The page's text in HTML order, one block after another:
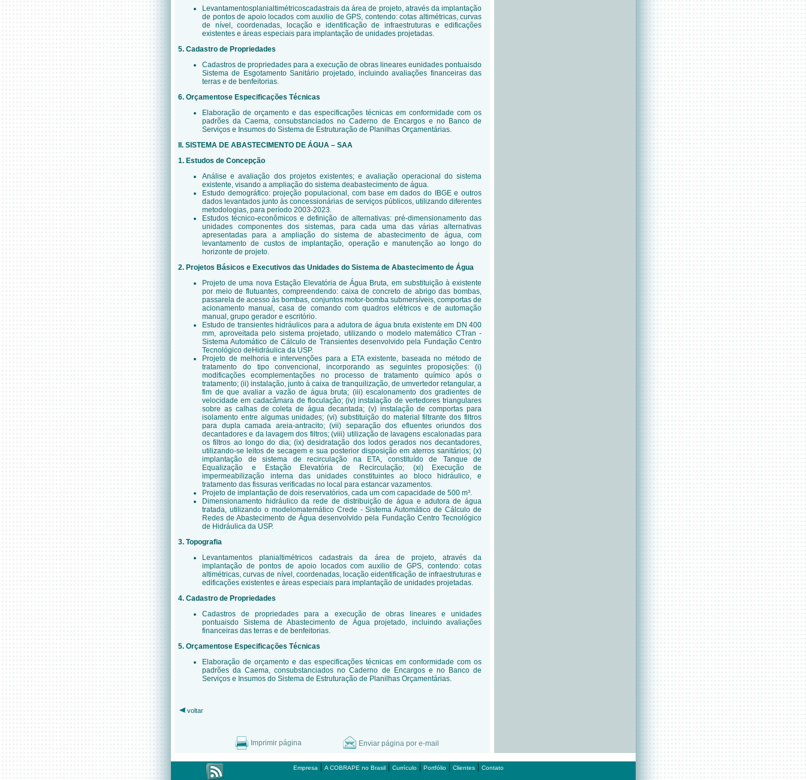
Levantamentosplanialtimétricoscadastrais da área de projeto, através da implantação
de pontos de apoio locados com auxilio de GPS, contendo: cotas altimétricas, curvas
de nível, coordenadas, locação e identificação de infraestruturas e edificações
existentes e áreas especiais para implantação de unidades projetadas.
5. Cadastro de Propriedades
Cadastros de propriedades para a execução de obras lineares eunidades pontuaisdo
Sistema de Esgotamento Sanitário projetado, incluindo avaliações financeiras das
terras e de benfeitorias.
6. Orçamentose Especificações Técnicas
Elaboração de orçamento e das especificações técnicas em conformidade com os
padrões da Caema, consubstanciados no Caderno de Encargos e no Banco de
Serviços e Insumos do Sistema de Estruturação de Planilhas Orçamentárias.
II. SISTEMA DE ABASTECIMENTO DE ÁGUA – SAA
1. Estudos de Concepção
Análise e avaliação dos projetos existentes; e avaliação operacional do sistema
existente, visando a ampliação do sistema deabastecimento de água.
Estudo demográfico: projeção populacional, com base em dados do IBGE e outros
dados levantados junto às concessionárias de serviços públicos, utilizando diferentes
metodologias, para período 2003-2023.
Estudos técnico-econômicos e definição de alternativas: pré-dimensionamentodas
unidades componentes dos sistemas, para cada uma das várias alternativas
apresentadas para a ampliação do sistema de abastecimento de água, com
levantamento de custos de implantação, operação e manutenção ao longo do
horizonte de projeto.
2. Projetos Básicos e Executivos das Unidades do Sistema de Abastecimento de Água
Projeto de uma nova Estação Elevatória de Água Bruta, em substituição à existente
por meio de flutuantes, compreendendo: caixa de concreto de abrigo das bombas,
passarela de acesso às bombas, conjuntos motor-bomba submersíveis, comportas de
acionamento manual, casa de comando com quadros elétricos e de automação
manual, grupo gerador e escritório.
Estudo de transientes hidráulicos para a adutora de água bruta existente em DN 400
mm, aproveitada pelo sistema projetado, utilizando o modelo matemático CTran -
Sistema Automático de Cálculo de Transientes desenvolvido pela Fundação Centro
Tecnológico deHidráulica da USP.
Projeto de melhoria e intervenções para a ETA existente, baseada no método de
tratamento do tipo convencional, incorporando as seguintes proposições: (i)
modificações ecomplementações no processo de tratamento químico após o
tratamento; (ii) instalação, junto à caixa de tranquilização, de umvertedor retangular, a
fim de que avaliar a vazão de água bruta; (iii) escalonamento dos gradientes de
velocidade em cadacâmara de floculaçâo; (iv) instalação de vertedores triangulares
sobre as calhas de coleta de água decantada; (v) instalação de comportas para
isolamento entre algumas unidades; (vi) substituição do material filtrante dos filtros
para dupla camada areia-antracito; (vii) separação dos efluentes oriundos dos
decantadores e da lavagem dos filtros; (viii) utilização de lavagens escalonadas para
os filtros ao longo do dia; (ix) desidratação dos lodos gerados nos decantadores,
utilizando-se leitos de secagem e sua posterior disposição em aterros sanitários; (x)
implantação de sistema de recirculação na ETA, constituído de Tanque de
Equalização e Estação Elevatória de Recirculação; (xi) Execução de
impermeabilização interna das unidades constituintes ao bloco hidráulico, e
tratamento das fissuras verificadas no local para estancar vazamentos.
Projeto de implantação de dois reservatórios, cada um com capacidade de 500 m³.
Dimensionamento hidráulico da rede de distribuição de água e adutora de água
tratada, utilizando o modelomatemático Crede - Sistema Automático de Cálculo de
Redes de Abastecimento de Água desenvolvido pela Fundação Centro Tecnológico
de Hidráulica da USP.
3. Topografia
Levantamentos planialtimétricos cadastrais da área de projeto, através da
implantação de pontos de apoio locados com auxilio de GPS, contendo: cotas
altimétricas, curvas de nível, coordenadas, locação eidentificação de infraestruturas e
edificações existentes e áreas especiais para implantação de unidades projetadas.
4. Cadastro de Propriedades
Cadastros de propriedades para a execução de obras lineares e unidades
pontuaisdo Sistema de Abastecimento de Água projetado, incluindo avaliações
financeiras das terras e de benfeitorias.
5. Orçamentose Especificações Técnicas
Elaboração de orçamento e das especificações técnicas em conformidade com os
padrões da Caema, consubstanciados no Caderno de Encargos e no Banco de
Serviços e Insumos do Sistema de Estruturação de Planilhas Orçamentárias.
voltar
Imprimir página Enviar página por e-mail
Empresa | A COBRAPE no Brasil| Currículo| Portfólio| Clientes| Contato